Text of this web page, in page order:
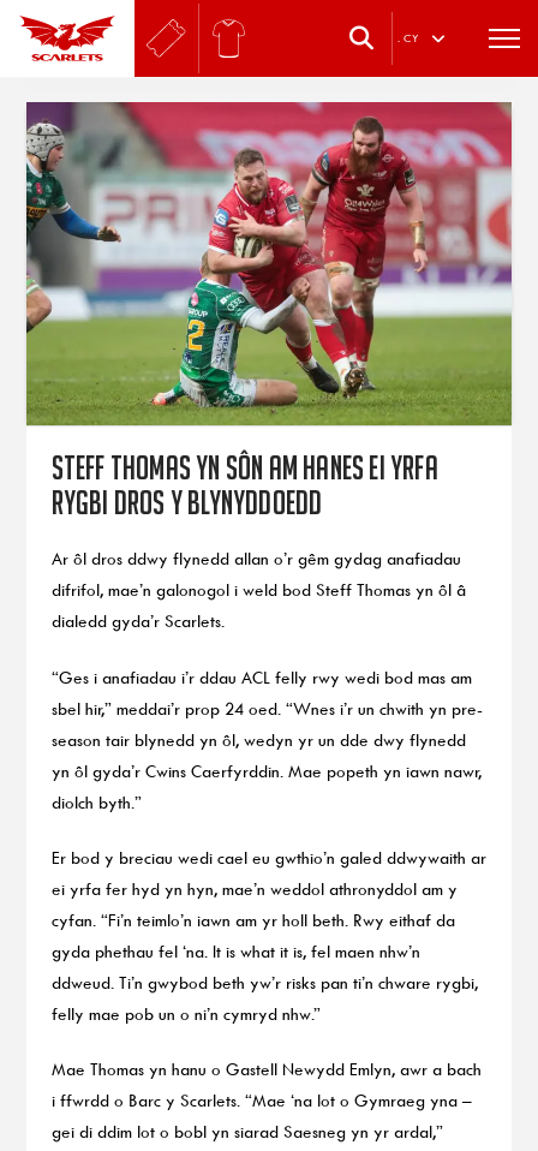
. CY
Steff Thomas yn sôn am hanes ei yrfa
rygbi dros y blynyddoedd
Ar ôl dros ddwy flynedd allan o’r gêm gydag anafiadau
difrifol, mae’n galonogol i weld bod Steff Thomas yn ôl â
dialedd gyda’r Scarlets.
“Ges i anafiadau i’r ddau ACL felly rwy wedi bod mas am
sbel hir,” meddai’r prop 24 oed. “Wnes i’r un chwith yn pre-
season tair blynedd yn ôl, wedyn yr un dde dwy flynedd
yn ôl gyda’r Cwins Caerfyrddin. Mae popeth yn iawn nawr,
diolch byth.”
Er bod y breciau wedi cael eu gwthio’n galed ddwywaith ar
ei yrfa fer hyd yn hyn, mae’n weddol athronyddol am y
cyfan. “Fi’n teimlo’n iawn am yr holl beth. Rwy eithaf da
gyda phethau fel ‘na. It is what it is, fel maen nhw’n
ddweud. Ti’n gwybod beth yw’r risks pan ti’n chware rygbi,
felly mae pob un o ni’n cymryd nhw.”
Mae Thomas yn hanu o Gastell Newydd Emlyn, awr a bach
i ffwrdd o Barc y Scarlets. “Mae ‘na lot o Gymraeg yna –
gei di ddim lot o bobl yn siarad Saesneg yn yr ardal,”